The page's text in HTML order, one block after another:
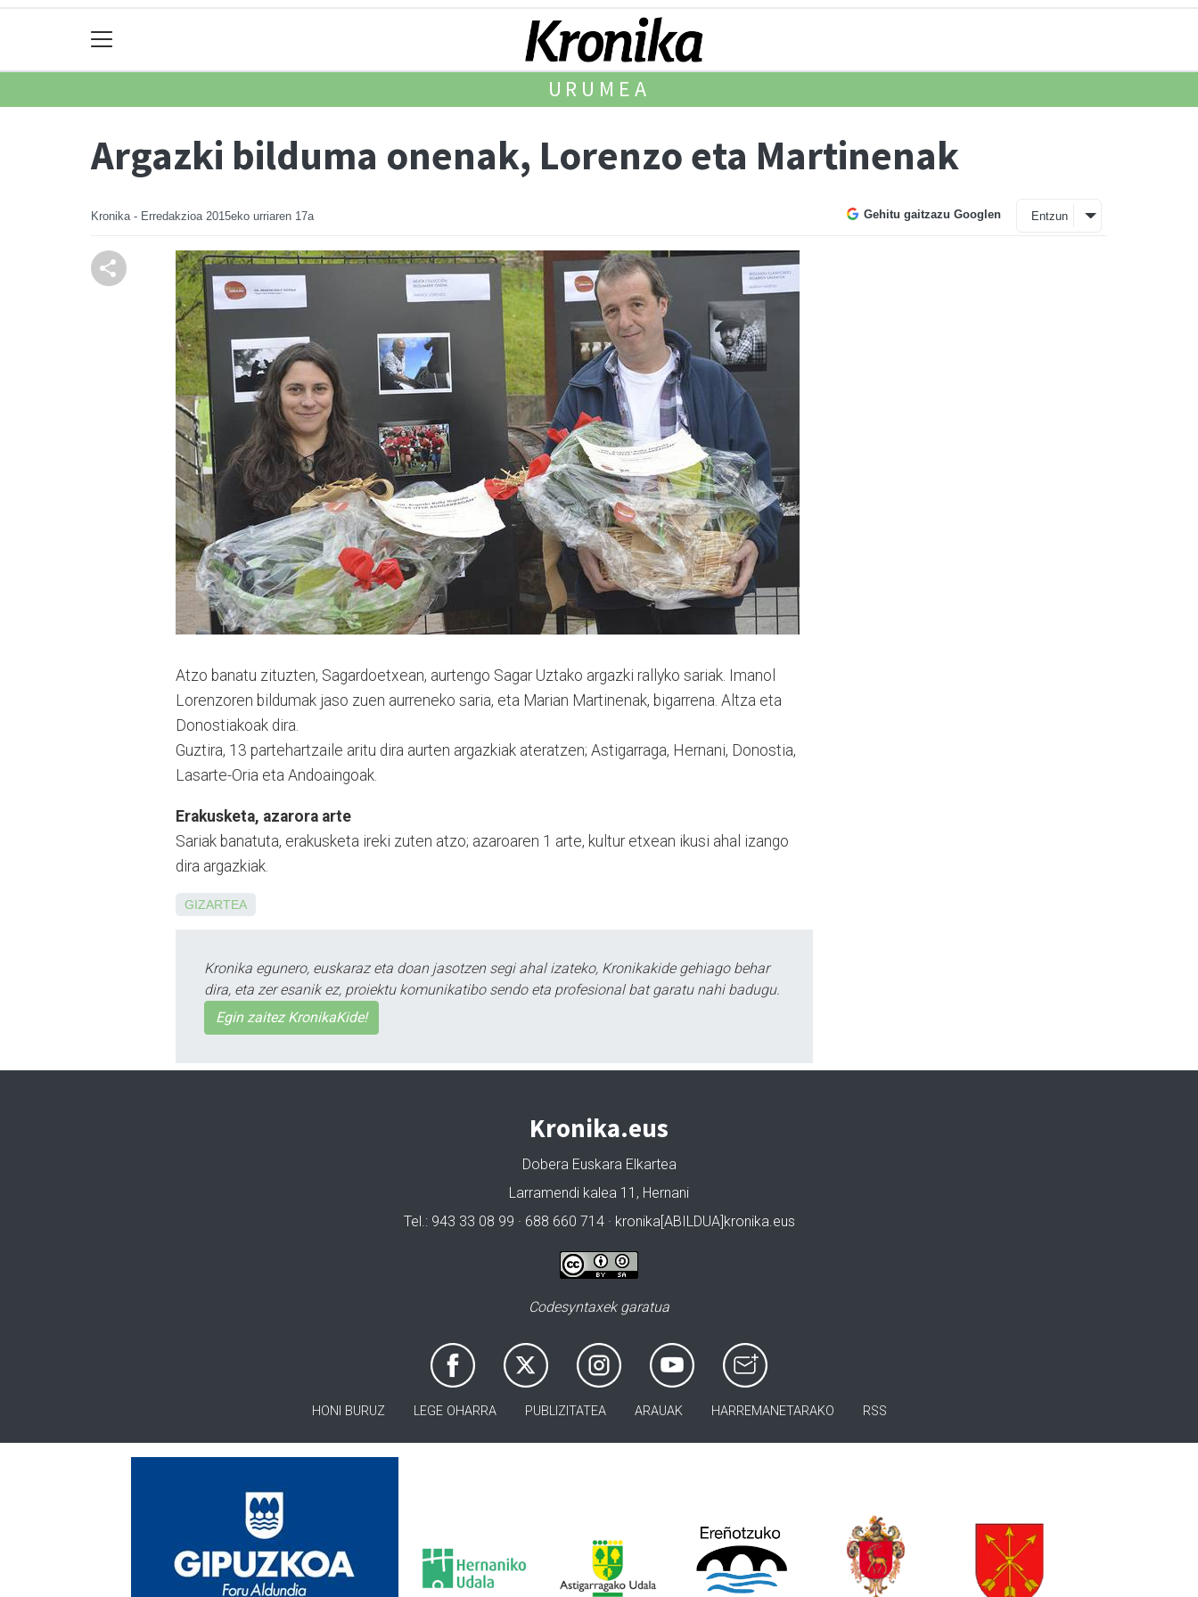
URUMEA
Argazki bilduma onenak, Lorenzo eta Martinenak
Kronika - Erredakzioa 2015eko urriaren 17a Gehitu gaitzazu Googlen Entzun
Atzo banatu zituzten, Sa­gar­do­etxean, aurtengo Sagar Uz­ta­ko argazki rallyko sariak. Ima­nol
Lorenzoren bildumak jaso zuen aurreneko saria, eta Ma­rian Martinenak, bi­ga­rre­na. Altza eta
Donostiakoak dira.
Guztira, 13 partehartzaile aritu dira aurten argazkiak ateratzen; Astigarraga, Her­na­ni, Donostia,
Lasarte-Oria eta Andoaingoak.
Erakusketa, azarora arte
Sariak banatuta, erakusketa ireki zuten atzo; azaroaren 1 arte, kultur etxean ikusi ahal izango
dira argazkiak.
GIZARTEA
Kronika egunero, euskaraz eta doan jasotzen segi ahal izateko, Kronikakide gehiago behar
dira, eta zer esanik ez, proiektu komunikatibo sendo eta profesional bat garatu nahi badugu.
Egin zaitez KronikaKide!
Kronika.eus
Dobera Euskara Elkartea
Larramendi kalea 11, Hernani
Tel.: 943 33 08 99 · 688 660 714 · kronika[ABILDUA]kronika.eus
Codesyntaxek garatua
HONI BURUZ LEGE OHARRA PUBLIZITATEA ARAUAK HARREMANETARAKO RSS